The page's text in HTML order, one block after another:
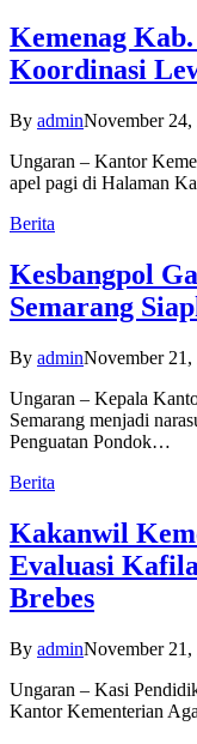
Kemenag
Koordinasi
By adminNovember 24,
Ungaran – Kantor
apel pagi di Halaman
Berita
Kesbangpol
Semarang
By adminNovember 21,
Ungaran – Kepala
Semarang menjadi
Penguatan Pondok…
Berita
Kakanwil
Evaluasi
Brebes
By adminNovember 21,
Ungaran – Kasi
Kantor Kementerian